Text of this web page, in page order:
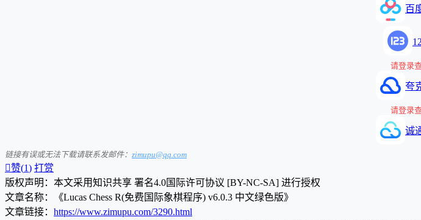
百
请登录
夸
请登录
诚
链接有误或无法下载请联系发邮件： zimupu@qq.com
赞(1) 打赏
版权声明：本文采用知识共享 署名4.0国际许可协议 [BY-NC-SA] 进行授权
文章名称：《Lucas Chess R(免费国际象棋程序) v6.0.3 中文绿色版》
文章链接： https://www.zimupu.com/3290.html